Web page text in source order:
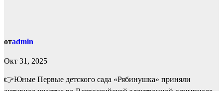
отadmin
Окт 31, 2025
👉Юные Первые детского сада «Рябинушка» приняли